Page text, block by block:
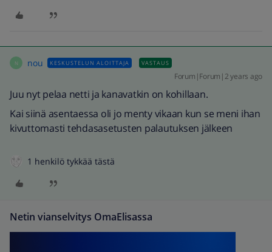
N nou KESKUSTELUN ALOITTAJA VASTAUS
Forum|Forum|2 years ago
Juu nyt pelaa netti ja kanavatkin on kohillaan.
Kai siinä asentaessa oli jo menty vikaan kun se meni ihan
kivuttomasti tehdasasetusten palautuksen jälkeen
1 henkilö tykkää tästä
Netin vianselvitys OmaElisassa